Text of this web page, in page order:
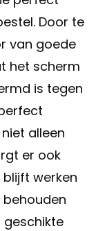
Door te
van goede
het scherm
is tegen
alleen
er ook
werken
geschikte